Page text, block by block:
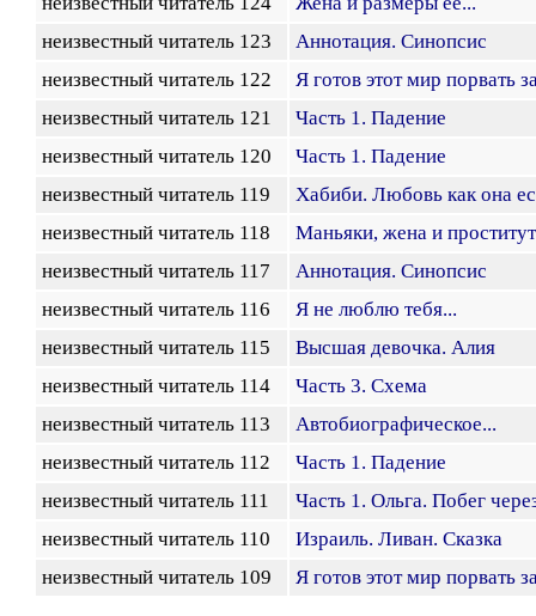
неизвестный читатель 123
Аннотация. Синопсис
неизвестный читатель 122
Я готов этот мир порвать
неизвестный читатель 121
Часть 1. Падение
неизвестный читатель 120
Часть 1. Падение
неизвестный читатель 119
Хабиби. Любовь как она
неизвестный читатель 118
Маньяки, жена и
неизвестный читатель 117
Аннотация. Синопсис
неизвестный читатель 116
Я не люблю тебя...
неизвестный читатель 115
Высшая девочка. Алия
неизвестный читатель 114
Часть 3. Схема
неизвестный читатель 113
Автобиографическое...
неизвестный читатель 112
Часть 1. Падение
неизвестный читатель 111
Часть 1. Ольга. Побег
неизвестный читатель 110
Израиль. Ливан. Сказка
неизвестный читатель 109
Я готов этот мир порвать